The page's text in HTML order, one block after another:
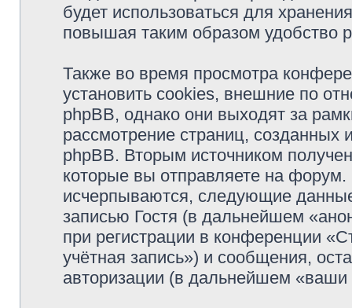
будет использоваться для
повышая таким образом удобство
Также во время просмотра
установить cookies, внешние по
phpBB, однако они выходят за
рассмотрение страниц,
phpBB. Вторым источником
которые вы отправляете на
исчерпываются, следующие
записью Гостя (в дальнейшем
при регистрации в конференции
учётная запись») и сообщения,
авторизации (в дальнейшем